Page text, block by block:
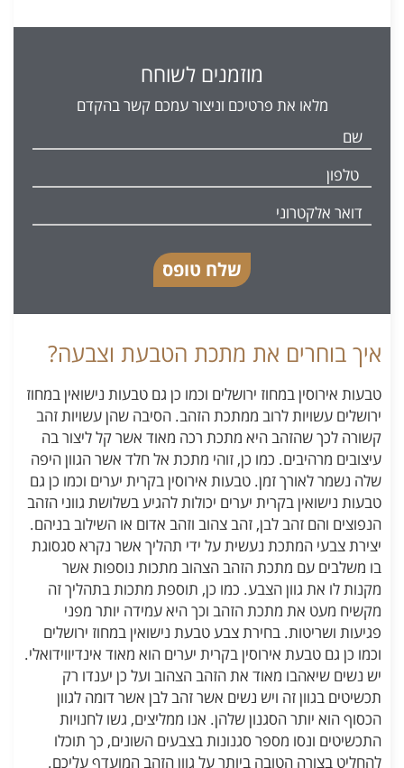
מוזמנים לשוחח
מלאו את פרטיכם וניצור עמכם קשר בהקדם
שלח טופס
איך בוחרים את מתכת הטבעת וצבעה?
טבעות אירוסין במחוז ירושלים וכמו כן גם טבעות נישואין במחוז
ירושלים עשויות לרוב ממתכת הזהב. הסיבה שהן עשויות זהב
קשורה לכך שהזהב היא מתכת רכה מאוד אשר קל ליצור בה
עיצובים מרהיבים. כמו כן, זוהי מתכת אל חלד אשר הגוון היפה
שלה נשמר לאורך זמן. טבעות אירוסין בקרית יערים וכמו כן גם
טבעות נישואין בקרית יערים יכולות להגיע בשלושת גווני הזהב
הנפוצים והם זהב לבן, זהב צהוב וזהב אדום או השילוב בניהם.
יצירת צבעי המתכת נעשית על ידי תהליך אשר נקרא סגסוגת
בו משלבים עם מתכת הזהב הצהוב מתכות נוספות אשר
מקנות לו את גוון הצבע. כמו כן, תוספת מתכות בתהליך זה
מקשיח מעט את מתכת הזהב וכך היא עמידה יותר מפני
פגיעות ושריטות. בחירת צבע טבעת נישואין במחוז ירושלים
וכמו כן גם טבעת אירוסין בקרית יערים הוא מאוד אינדיווידואלי.
יש נשים שיאהבו מאוד את הזהב הצהוב ועל כן יענדו רק
תכשיטים בגוון זה ויש נשים אשר זהב לבן אשר דומה לגוון
הכסוף הוא יותר הסגנון שלהן. אנו ממליצים, גשו לחנויות
התכשיטים ונסו מספר סגנונות בצבעים השונים, כך תוכלו
להחליט בצורה הטובה ביותר על גוון הזהב המועדף עליכם.